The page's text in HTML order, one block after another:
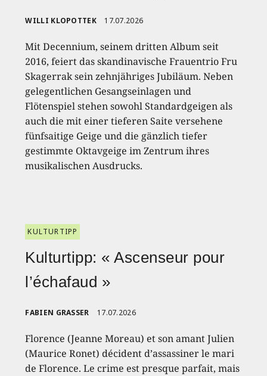
WILLI KLOPOTTEK 17.07.2026
Mit Decennium, seinem dritten Album seit
2016, feiert das skandinavische Frauentrio Fru
Skagerrak sein zehnjähriges Jubiläum. Neben
gelegentlichen Gesangseinlagen und
Flötenspiel stehen sowohl Standardgeigen als
auch die mit einer tieferen Saite versehene
fünfsaitige Geige und die gänzlich tiefer
gestimmte Oktavgeige im Zentrum ihres
musikalischen Ausdrucks.
KULTURTIPP
Kulturtipp: « Ascenseur pour
l’échafaud »
FABIEN GRASSER 17.07.2026
Florence (Jeanne Moreau) et son amant Julien
(Maurice Ronet) décident d’assassiner le mari
de Florence. Le crime est presque parfait, mais